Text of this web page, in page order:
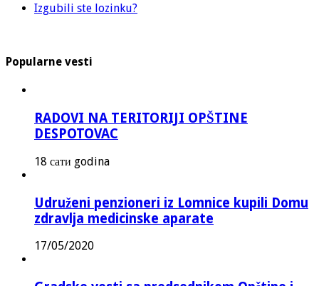
Izgubili ste lozinku?
Popularne vesti
RADOVI NA TERITORIJI OPŠTINE
DESPOTOVAC
18 сати godina
Udruženi penzioneri iz Lomnice kupili Domu
zdravlja medicinske aparate
17/05/2020